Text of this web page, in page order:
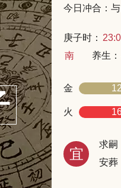
今日冲合：
庚子时：
南
养生：
金
火
宜
求嗣
安葬